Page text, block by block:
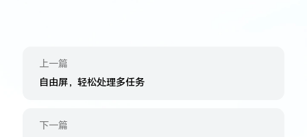
上一篇
自由屏，轻松处理多任务
下一篇